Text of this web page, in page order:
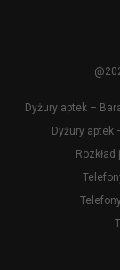
Dyżury aptek –
Dyżury aptek